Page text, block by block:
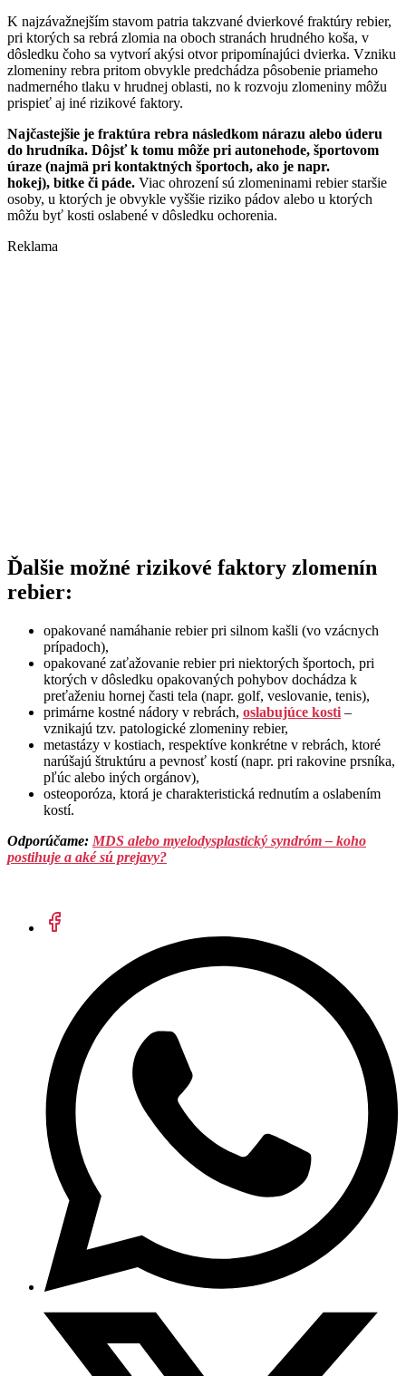
K najzávažnejším stavom patria takzvané dvierkové fraktúry rebier,
pri ktorých sa rebrá zlomia na oboch stranách hrudného koša, v
dôsledku čoho sa vytvorí akýsi otvor pripomínajúci dvierka. Vzniku
zlomeniny rebra pritom obvykle predchádza pôsobenie priameho
nadmerného tlaku v hrudnej oblasti, no k rozvoju zlomeniny môžu
prispieť aj iné rizikové faktory.
Najčastejšie je fraktúra rebra následkom nárazu alebo úderu
do hrudníka. Dôjsť k tomu môže pri autonehode, športovom
úraze (najmä pri kontaktných športoch, ako je napr.
hokej), bitke či páde. Viac ohrození sú zlomeninami rebier staršie
osoby, u ktorých je obvykle vyššie riziko pádov alebo u ktorých
môžu byť kosti oslabené v dôsledku ochorenia.
Reklama
Ďalšie možné rizikové faktory zlomenín
rebier:
opakované namáhanie rebier pri silnom kašli (vo vzácnych
prípadoch),
opakované zaťažovanie rebier pri niektorých športoch, pri
ktorých v dôsledku opakovaných pohybov dochádza k
preťaženiu hornej časti tela (napr. golf, veslovanie, tenis),
primárne kostné nádory v rebrách, oslabujúce kosti –
vznikajú tzv. patologické zlomeniny rebier,
metastázy v kostiach, respektíve konkrétne v rebrách, ktoré
narúšajú štruktúru a pevnosť kostí (napr. pri rakovine prsníka,
pľúc alebo iných orgánov),
osteoporóza, ktorá je charakteristická rednutím a oslabením
kostí.
Odporúčame: ​ MDS alebo myelodysplastický syndróm – koho
postihuje a aké sú prejavy?